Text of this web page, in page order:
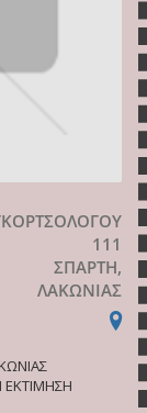
111
ΣΠΑΡΤΗ,
ΛΑΚΩΝΙΑΣ